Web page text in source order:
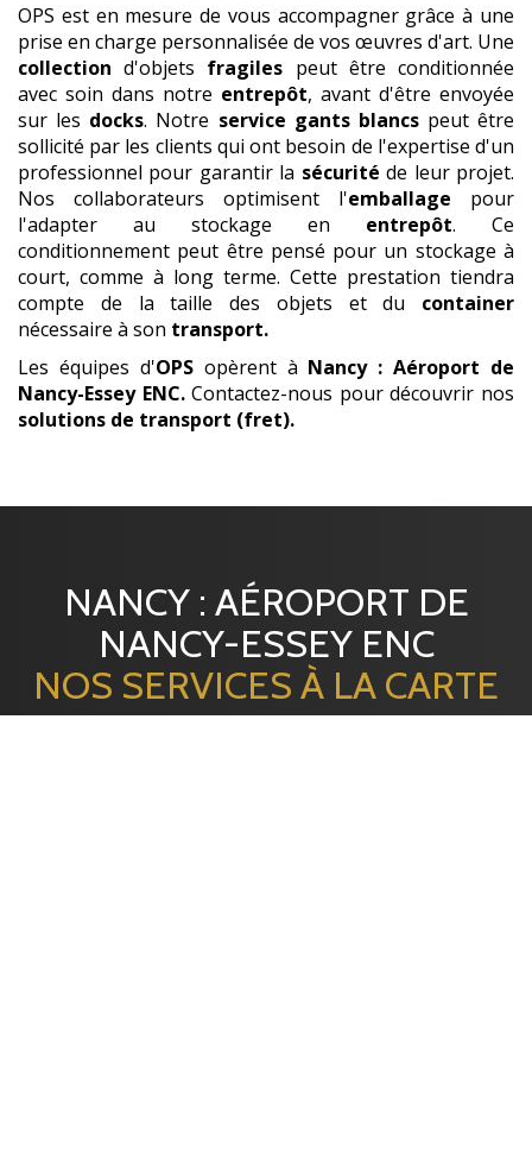
OPS est en mesure de vous accompagner grâce à une
prise en charge personnalisée de vos œuvres d'art. Une
collection d'objets fragiles peut être conditionnée
avec soin dans notre entrepôt, avant d'être envoyée
sur les docks. Notre service gants blancspeut être
sollicité par les clients qui ont besoin de l'expertise d'un
professionnel pour garantir la sécurité de leur projet.
Nos collaborateurs optimisent l'emballage pour
l'adapter au stockage en entrepôt. Ce
conditionnement peut être pensé pour un stockage à
court, comme à long terme. Cette prestation tiendra
compte de la taille des objets et du container
nécessaire à son transport.
Les équipes d'OPSopèrent à Nancy : Aéroport de
Nancy-Essey ENC.Contactez-nous pour découvrir nos
solutions de transport (fret).
NANCY : AÉROPORT DE
NANCY-ESSEY ENC
NOS SERVICES À LA CARTE